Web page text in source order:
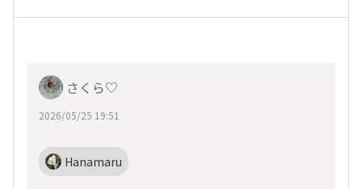
さくら♡
2026/05/25 19:51
Hanamaru